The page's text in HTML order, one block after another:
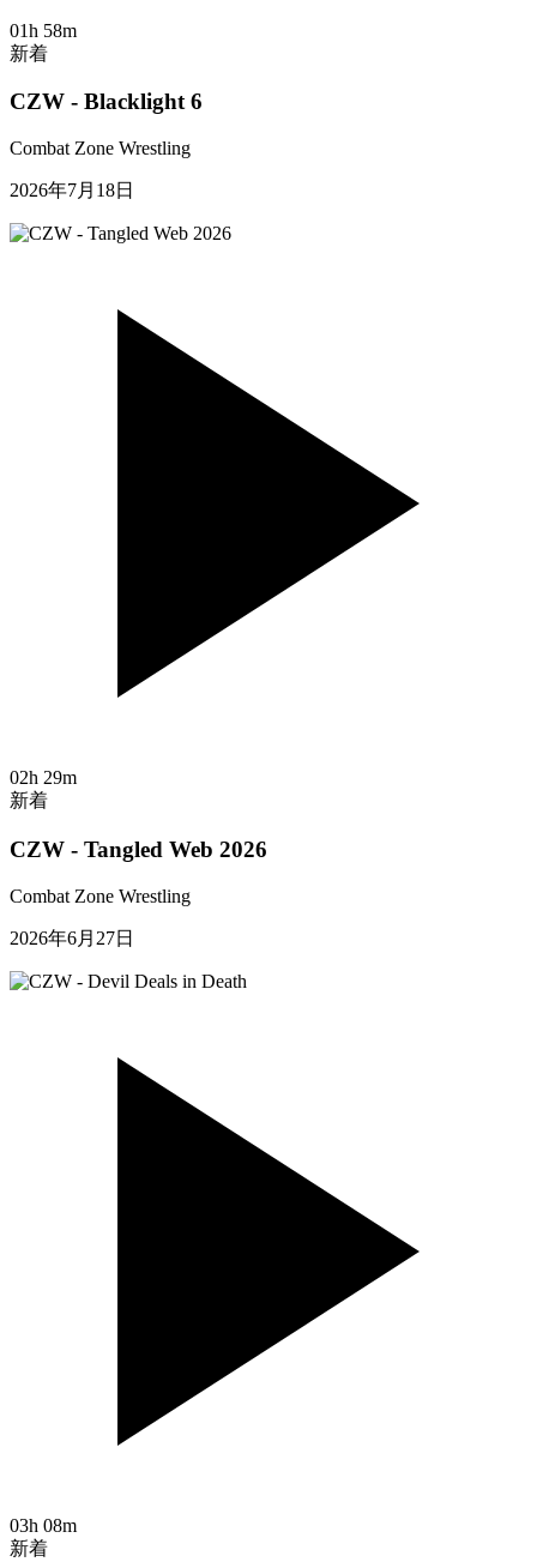
01h 58m
新着
CZW - Blacklight 6
Combat Zone Wrestling
2026年7月18日
02h 29m
新着
CZW - Tangled Web 2026
Combat Zone Wrestling
2026年6月27日
03h 08m
新着